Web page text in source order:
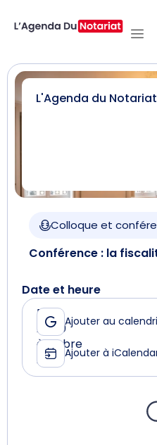
L'Agenda du Notariat
Colloque et
Conférence : la
Date et heure
Le
25
octobre
2024
De
08:30
à
10:30
Ajouter au
Ajouter à